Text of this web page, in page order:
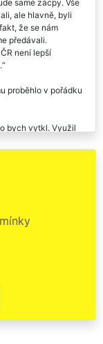
Vše
samé zácpy. Vše
ale hlavně, byli
že se nám
předávali.
není lepší
proběhlo v pořádku
domu v Berouně
stěhování
Přestěhovali můj
Ještě jednou
vstřícná
našim
hladce, rychle a
mohu